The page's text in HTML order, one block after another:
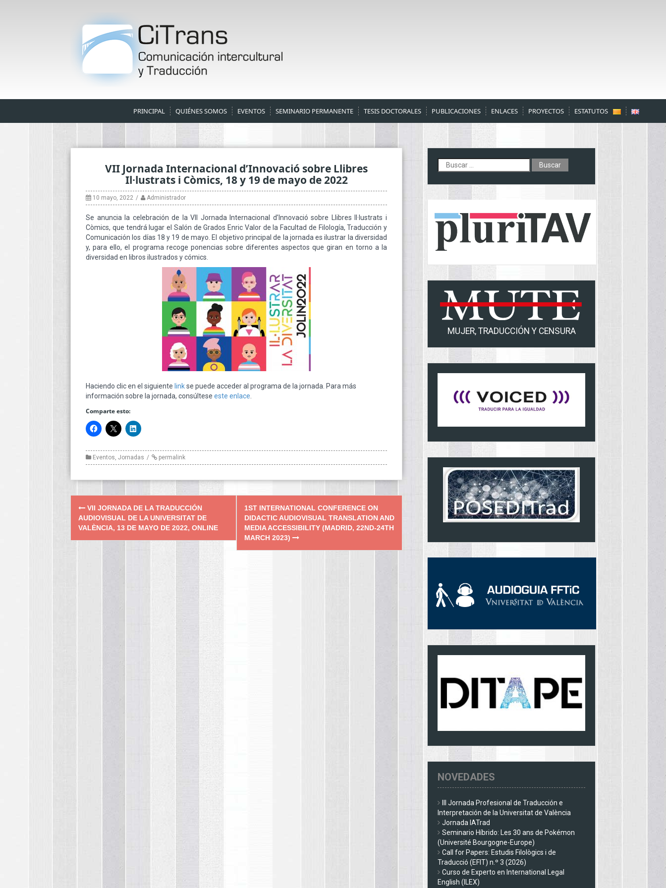
PRINCIPAL QUIÉNES SOMOS EVENTOS SEMINARIO PERMANENTE TESIS DOCTORALES PUBLICACIONES ENLACES PROYECTOS ESTATUTOS
VII Jornada Internacional d’Innovació sobre Llibres
Il·lustrats i Còmics, 18 y 19 de mayo de 2022
10 mayo, 2022 Administrador
Se anuncia la celebración de la VII Jornada Internacional d’Innovació sobre Llibres Il·lustrats i
Còmics, que tendrá lugar el Salón de Grados Enric Valor de la Facultad de Filología, Traducción y
Comunicación los días 18 y 19 de mayo. El objetivo principal de la jornada es ilustrar la diversidad
y, para ello, el programa recoge ponencias sobre diferentes aspectos que giran en torno a la
diversidad en libros ilustrados y cómics.
Haciendo clic en el siguiente linkse puede acceder al programa de la jornada. Para más
información sobre la jornada, consúltese este enlace
Comparte esto:
Eventos, Jornadas permalink
Post
navigation
VII JORNADA DE LA TRADUCCIÓN
AUDIOVISUAL DE LA UNIVERSITAT DE
VALÈNCIA, 13 DE MAYO DE 2022, ONLINE
1ST INTERNATIONAL CONFERENCE ON
DIDACTIC AUDIOVISUAL TRANSLATION AND
MEDIA ACCESSIBILITY (MADRID, 22ND-24TH
MARCH 2023)
Buscar:
MUJER, TRADUCCIÓN Y CENSURA
NOVEDADES
III Jornada Profesional de Traducción e
Interpretación de la Universitat de València
Jornada IATrad
Seminario Híbrido: Les 30 ans de Pokémon
(Université Bourgogne-Europe)
Call for Papers: Estudis Filològics i de
Traducció (EFIT) n.º 3 (2026)
Curso de Experto en International Legal
English (ILEX)